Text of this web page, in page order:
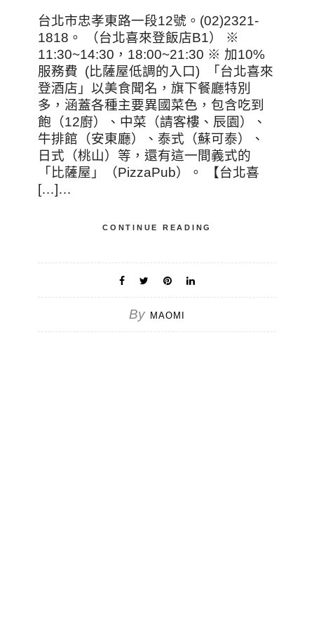
台北市忠孝東路一段12號。(02)2321-
1818。 （台北喜來登飯店B1） ※
11:30~14:30，18:00~21:30 ※ 加10%
服務費 (比薩屋低調的入口) 「台北喜來
登酒店」以美食聞名，旗下餐廳特別
多，涵蓋各種主要異國菜色，包含吃到
飽（12廚）、中菜（請客樓、辰園）、
牛排館（安東廳）、泰式（蘇可泰）、
日式（桃山）等，還有這一間義式的
「比薩屋」（PizzaPub）。 【台北喜
[…]…
CONTINUE READING
By MAOMI